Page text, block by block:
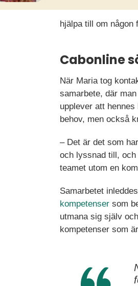
hjälpa till om någon
Cabonline
När Maria tog
samarbete, där
upplever att
behov, men också
– Det är det som
och lyssnad till, och
teamet utom en
Samarbetet
kompetenser som
utmana sig själv
kompetenser som